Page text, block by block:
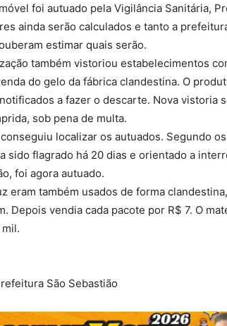
foi autuado pela Vigilância Sanitária,
ainda serão calculados e tanto a
estimar quais serão.
também vistoriou estabelecimentos
do gelo da fábrica clandestina. O
a fazer o descarte. Nova vistoria
sob pena de multa.
localizar os autuados. Segundo
sido flagrado há 20 dias e orientado a
foi agora autuado.
eram também usados de forma
Depois vendia cada pacote por R$ 7. O
São Sebastião